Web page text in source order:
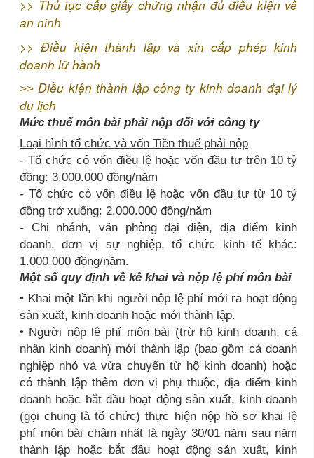
>> Thủ tục cấp giấy chứng nhận đủ điều kiện về
an ninh
>>Điều kiện thành lập và xin cấp phép kinh
doanh lữ hành
>>Điều kiện thành lập công ty kinh doanh đại lý
du lịch
Mức thuế môn bài phải nộp đối với công ty
Loại hình tổ chức và vốn Tiền thuế phải nộp
- Tổ chức có vốn điều lệ hoặc vốn đầu tư trên 10 tỷ
đồng: 3.000.000 đồng/năm
- Tổ chức có vốn điều lệ hoặc vốn đầu tư từ 10 tỷ
đồng trở xuống: 2.000.000 đồng/năm
- Chi nhánh, văn phòng đại diện, địa điểm kinh
doanh, đơn vị sự nghiệp, tổ chức kinh tế khác:
1.000.000 đồng/năm.
Một số quy định về kê khai và nộp lệ phí môn bài
• Khai một lần khi người nộp lệ phí mới ra hoạt động
sản xuất, kinh doanh hoặc mới thành lập.
• Người nộp lệ phí môn bài (trừ hộ kinh doanh, cá
nhân kinh doanh) mới thành lập (bao gồm cả doanh
nghiệp nhỏ và vừa chuyển từ hộ kinh doanh) hoặc
có thành lập thêm đơn vị phụ thuộc, địa điểm kinh
doanh hoặc bắt đầu hoạt động sản xuất, kinh doanh
(gọi chung là tổ chức) thực hiện nộp hồ sơ khai lệ
phí môn bài chậm nhất là ngày 30/01 năm sau năm
thành lập hoặc bắt đầu hoạt động sản xuất, kinh